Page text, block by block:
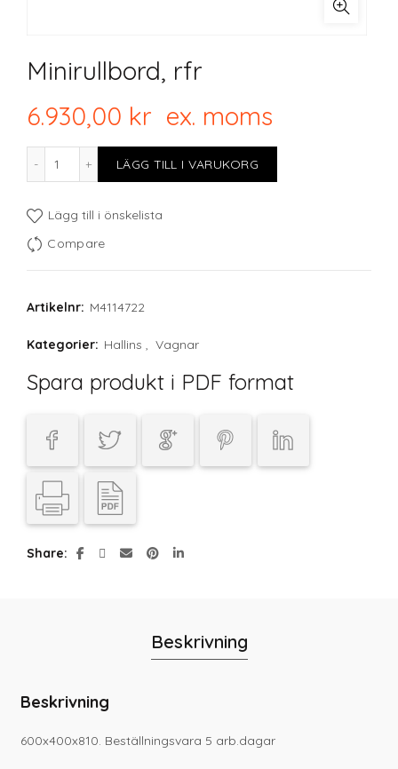
Minirullbord, rfr
6.930,00 kr ex. moms
Minirullbord, rfr mängd
LÄGG TILL I VARUKORG
Lägg till i önskelista
Compare
Artikelnr: M4114722
Kategorier: Hallins , Vagnar
Spara produkt i PDF format
Share
Beskrivning
Beskrivning
600x400x810. Beställningsvara 5 arb.dagar